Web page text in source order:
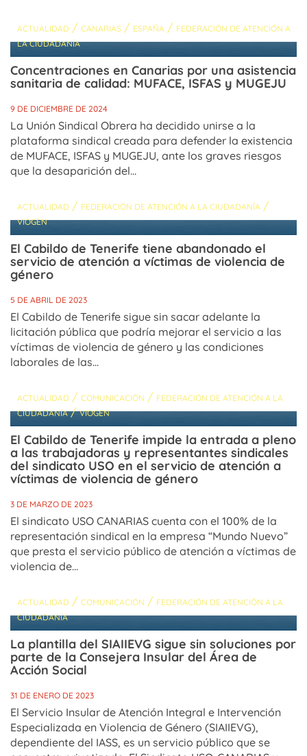
ACTUALIDAD / CANARIAS / ESPAÑA / FEDERACIÓN DE ATENCIÓN A
LA CIUDADANÍA
Concentraciones en Canarias por una asistencia
sanitaria de calidad: MUFACE, ISFAS y MUGEJU
9 DE DICIEMBRE DE 2024
La Unión Sindical Obrera ha decidido unirse a la
plataforma sindical creada para defender la existencia
de MUFACE, ISFAS y MUGEJU, ante los graves riesgos
que la desaparición del...
ACTUALIDAD / FEDERACIÓN DE ATENCIÓN A LA CIUDADANÍA /
VIOGEN
El Cabildo de Tenerife tiene abandonado el
servicio de atención a víctimas de violencia de
género
5 DE ABRIL DE 2023
El Cabildo de Tenerife sigue sin sacar adelante la
licitación pública que podría mejorar el servicio a las
víctimas de violencia de género y las condiciones
laborales de las...
ACTUALIDAD / COMUNICACIÓN / FEDERACIÓN DE ATENCIÓN A LA
CIUDADANÍA/VIOGEN
El Cabildo de Tenerife impide la entrada a pleno
a las trabajadoras y representantes sindicales
del sindicato USO en el servicio de atención a
víctimas de violencia de género
3 DE MARZO DE 2023
El sindicato USO CANARIAS cuenta con el 100% de la
representación sindical en la empresa “Mundo Nuevo”
que presta el servicio público de atención a víctimas de
violencia de...
ACTUALIDAD / COMUNICACIÓN / FEDERACIÓN DE ATENCIÓN A LA
CIUDADANÍA
La plantilla del SIAIIEVG sigue sin soluciones por
parte de la Consejera Insular del Área de
Acción Social
31 DE ENERO DE 2023
El Servicio Insular de Atención Integral e Intervención
Especializada en Violencia de Género (SIAIIEVG),
dependiente del IASS, es un servicio público que se